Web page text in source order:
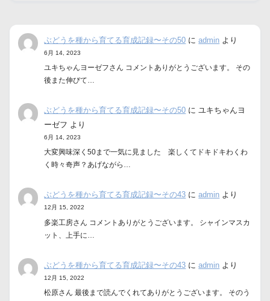
ぶどうを種から育てる育成記録〜その50 にadmin より
6月 14, 2023
ユキちゃんヨーゼフさん コメントありがとうございます。 その
後また伸びて…
ぶどうを種から育てる育成記録〜その50 にユキちゃんヨ
ーゼフ より
6月 14, 2023
大変興味深く50まで一気に見ました 楽しくてドキドキわくわ
く時々奇声？あげながら…
ぶどうを種から育てる育成記録〜その43 にadmin より
12月 15, 2022
多楽工房さん コメントありがとうございます。 シャインマスカ
ット、上手に…
ぶどうを種から育てる育成記録〜その43 にadmin より
12月 15, 2022
松原さん 最後まで読んでくれてありがとうございます。 そのう